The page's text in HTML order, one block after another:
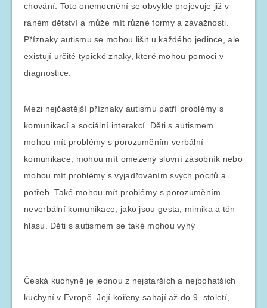
chování. Toto onemocnění se obvykle projevuje již v
raném dětství a může mít různé formy a závažnosti.
Příznaky autismu se mohou lišit u každého jedince, ale
existují určité typické znaky, které mohou pomoci v
diagnostice.
Mezi nejčastější příznaky autismu patří problémy s
komunikací a sociální interakcí. Děti s autismem
mohou mít problémy s porozuměním verbální
komunikace, mohou mít omezený slovní zásobník nebo
mohou mít problémy s vyjadřováním svých pocitů a
potřeb. Také mohou mít problémy s porozuměním
neverbální komunikace, jako jsou gesta, mimika a tón
hlasu. Děti s autismem se také mohou vyhý
Česká kuchyně je jednou z nejstarších a nejbohatších
kuchyní v Evropě. Její kořeny sahají až do 9. století,